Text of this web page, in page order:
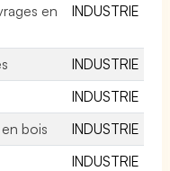
en
INDUSTRIE
INDUSTRIE
INDUSTRIE
bois
INDUSTRIE
INDUSTRIE